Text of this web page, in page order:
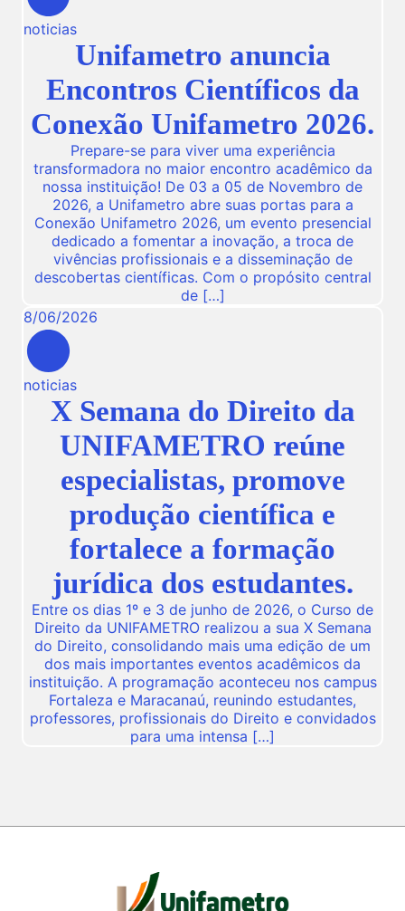
noticias
Unifametro anuncia
Encontros Científicos da
Conexão Unifametro 2026.
Prepare-se para viver uma experiência
transformadora no maior encontro acadêmico da
nossa instituição! De 03 a 05 de Novembro de
2026, a Unifametro abre suas portas para a
Conexão Unifametro 2026, um evento presencial
dedicado a fomentar a inovação, a troca de
vivências profissionais e a disseminação de
descobertas científicas. Com o propósito central
de […]
8/06/2026
noticias
X Semana do Direito da
UNIFAMETRO reúne
especialistas, promove
produção científica e
fortalece a formação
jurídica dos estudantes.
Entre os dias 1º e 3 de junho de 2026, o Curso de
Direito da UNIFAMETRO realizou a sua X Semana
do Direito, consolidando mais uma edição de um
dos mais importantes eventos acadêmicos da
instituição. A programação aconteceu nos campus
Fortaleza e Maracanaú, reunindo estudantes,
professores, profissionais do Direito e convidados
para uma intensa […]